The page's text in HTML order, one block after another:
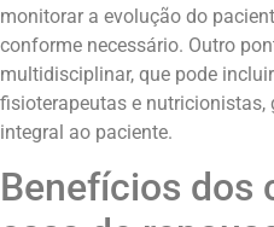
monitorar a evolução do
conforme necessário. Outro
multidisciplinar, que pode
fisioterapeutas e
integral ao paciente.
Benefícios dos